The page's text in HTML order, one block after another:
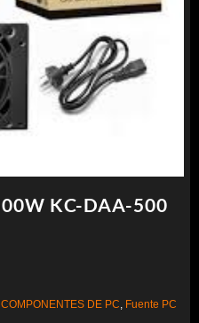
KC-DAA-500
COMPONENTES DE PC Fuente PC